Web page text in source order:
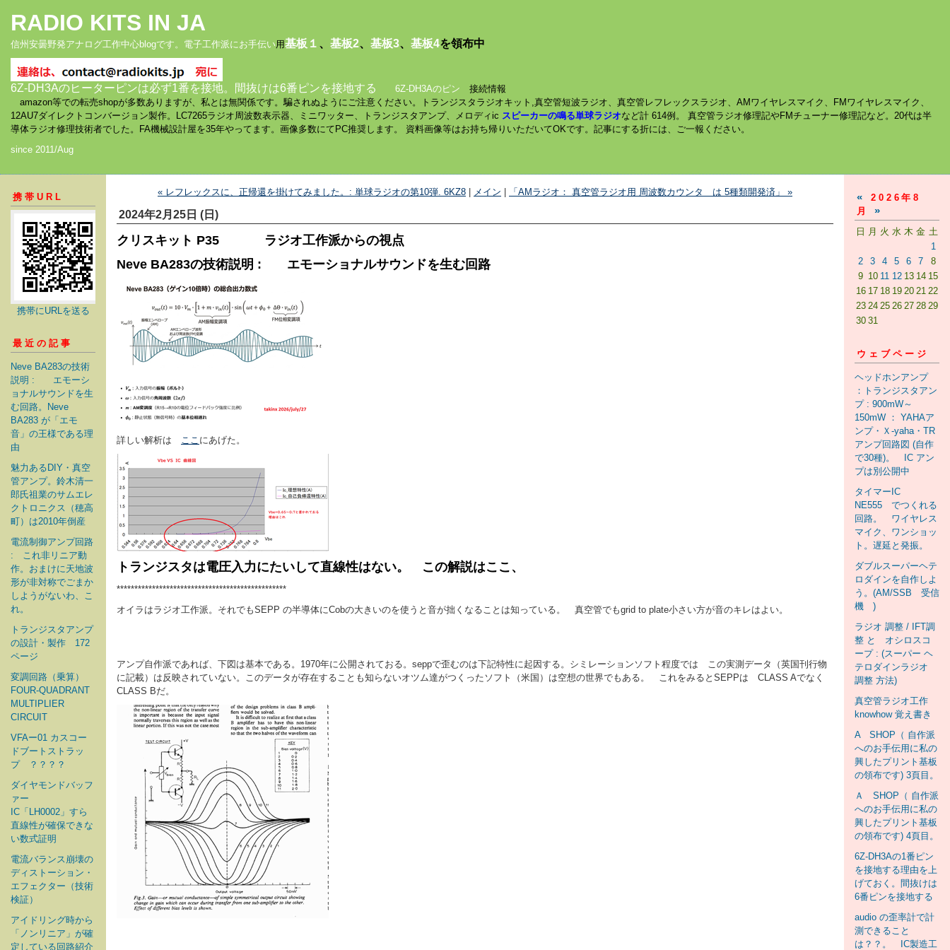
RADIO KITS IN JA
信州安曇野発アナログ工作中心blogです。電子工作派にお手伝い用基板１ 、 基板2、 基板3、 基板4を領布中
6Z-DH3Aのヒーターピンは必ず1番を接地。間抜けは6番ピンを接地する 6Z-DH3Aのピン 接続情報
amazon等での転売shopが多数ありますが、私とは無関係です。騙されぬようにご注意ください。トランジスタラジオキット,真空管短波ラジオ、真空管レフレックスラジオ、AMワイヤレスマイク、FMワイヤレスマイク、
12AU7ダイレクトコンバージョン製作。LC7265ラジオ周波数表示器、ミニワッター、トランジスタアンプ、メロディic スピーカーの鳴る単球ラジオなど計 614例。 真空管ラジオ修理記やFMチューナー修理記など。20代は半
導体ラジオ修理技術者でした。FA機械設計屋を35年やってます。画像多数にてPC推奨します。 資料画像等はお持ち帰りいただいてOKです。記事にする折には、ご一報ください。
since 2011/Aug
携帯URL
携帯にURLを送る
最近の記事
Neve BA283の技術
説明 : エモーシ
ョナルサウンドを生
む回路。Neve
BA283 が「エモ
音」の王様である理
由
魅力あるDIY・真空
管アンプ。鈴木清一
郎氏祖業のサムエレ
クトロニクス（穂高
町）は2010年倒産
電流制御アンプ回路
: これ非リニア動
作。おまけに天地波
形が非対称でごまか
しようがないわ、こ
れ。
トランジスタアンプ
の設計・製作 172
ページ
変調回路（乗算）
FOUR-QUADRANT
MULTIPLIER
CIRCUIT
VFAー01 カスコー
ドブートストラッ
プ ？？？？
ダイヤモンドバッフ
ァー
IC「LH0002」すら
直線性が確保できな
い数式証明
電流バランス崩壊の
ディストーション・
エフェクター（技術
検証）
アイドリング時から
「ノンリニア」が確
定している回路紹介
« レフレックスに、正帰還を掛けてみました。: 単球ラジオの第10弾. 6KZ8 メイン 「AMラジオ： 真空管ラジオ用 周波数カウンタ は 5種類開発済」 »
2024年2月25日 (日)
クリスキット P35 ラジオ工作派からの視点
Neve BA283の技術説明 : エモーショナルサウンドを生む回路
詳しい解析は ここ にあげた。
トランジスタは電圧入力にたいして直線性はない。 この解説はここ、
************************************************
オイラはラジオ工作派。それでもSEPP の半導体にCobの大きいのを使うと音が拙くなることは知っている。 真空管でもgrid to plate小さい方が音のキレはよい。
アンプ自作派であれば、下図は基本である。1970年に公開されておる。seppで歪むのは下記特性に起因する。シミレーションソフト程度では この実測データ（英国刊行物
に記載）は反映されていない。このデータが存在することも知らないオツム達がつくったソフト（米国）は空想の世界でもある。 これをみるとSEPPは CLASS Aでなく
CLASS Bだ。
« 2026年8
月
»
日 月 火 水 木 金 土
1
2
3 4 5 6 7
8
9 10 11 12 13 14 15
16 17 18 19 20 21 22
23 24 25 26 27 28 29
30 31
ウェブページ
ヘッドホンアンプ
：トランジスタアン
プ : 900mW～
150mW ： YAHAア
ンプ・Ｘ-yaha・TR
アンプ回路図 (自作
で30種)。 IC アン
プは別公開中
タイマーIC
NE555 でつくれる
回路。 ワイヤレス
マイク、ワンショッ
ト。遅延と発振。
ダブルスーパーヘテ
ロダインを自作しよ
う。(AM/SSB 受信
機 )
ラジオ 調整 / IFT調
整 と オシロスコ
ープ : (スーパー ヘ
テロダインラジオ
調整 方法)
真空管ラジオ工作
knowhow 覚え書き
A SHOP（ 自作派
へのお手伝用に私の
興したプリント基板
の領布です) 3頁目。
Ａ SHOP（ 自作派
へのお手伝用に私の
興したプリント基板
の領布です) 4頁目。
6Z-DH3Aの1番ピン
を接地する理由を上
げておく。間抜けは
6番ピンを接地する
audio の歪率計で計
測できること
は？？。 IC製造工